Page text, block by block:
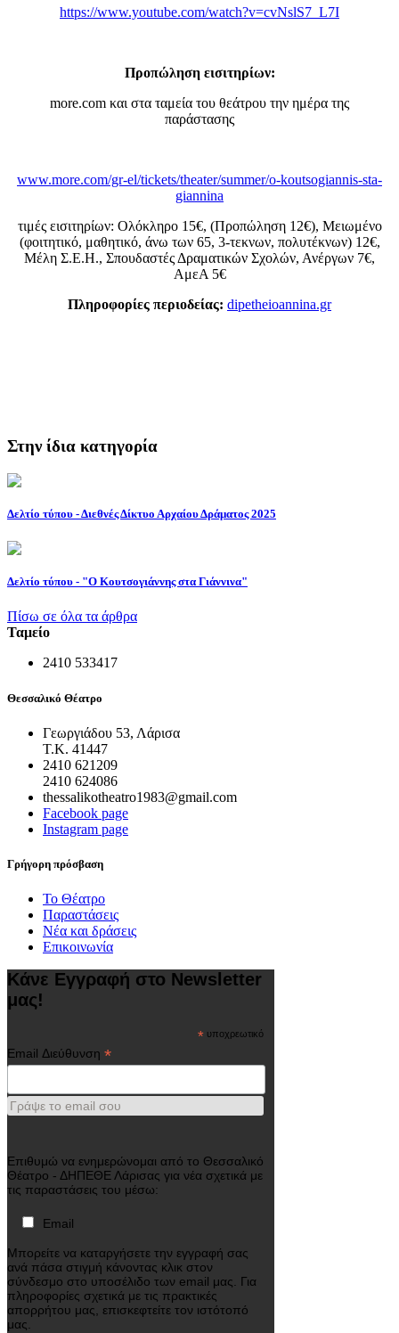
https://www.youtube.com/watch?v=cvNslS7_L7I
Προπώληση εισιτηρίων:
more.com και στα ταμεία του θεάτρου την ημέρα της
παράστασης
www.more.com/gr-el/tickets/theater/summer/o-koutsogiannis-sta-
giannina
τιμές εισιτηρίων: Ολόκληρο 15€, (Προπώληση 12€), Μειωμένο
(φοιτητικό, μαθητικό, άνω των 65, 3-τεκνων, πολυτέκνων) 12€,
Μέλη Σ.Ε.Η., Σπουδαστές Δραματικών Σχολών, Ανέργων 7€,
ΑμεΑ 5€
Πληροφορίες περιοδείας: dipetheioannina.gr
Στην ίδια κατηγορία
Δελτίο τύπου - Διεθνές Δίκτυο Αρχαίου Δράματος 2025
Δελτίο τύπου - "Ο Κουτσογιάννης στα Γιάννινα"
Πίσω σε όλα τα άρθρα
Ταμείο
2410 533417
Θεσσαλικό Θέατρο
Γεωργιάδου 53, Λάρισα
Τ.Κ. 41447
2410 621209
2410 624086
thessalikotheatro1983@gmail.com
Facebook page
Instagram page
Γρήγορη πρόσβαση
Το Θέατρο
Παραστάσεις
Νέα και δράσεις
Επικοινωνία
Κάνε Εγγραφή στο Newsletter
μας!
* υποχρεωτικό
Email Διεύθυνση *
Γράψε το email σου
Επιθυμώ να ενημερώνομαι από το Θεσσαλικό
Θέατρο - ΔΗΠΕΘΕ Λάρισας για νέα σχετικά με
τις παραστάσεις του μέσω:
Email
Μπορείτε να καταργήσετε την εγγραφή σας
ανά πάσα στιγμή κάνοντας κλικ στον
σύνδεσμο στο υποσέλιδο των email μας. Για
πληροφορίες σχετικά με τις πρακτικές
απορρήτου μας, επισκεφτείτε τον ιστότοπό
μας.